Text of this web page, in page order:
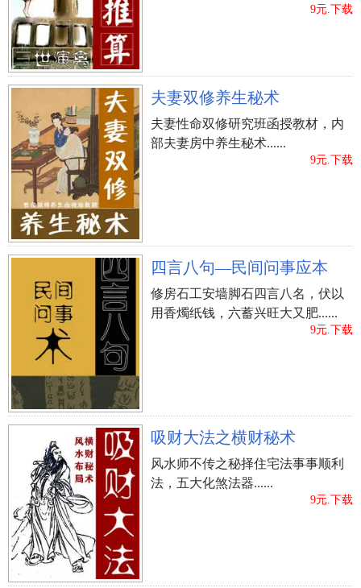
9元.下载
夫妻双修养生秘术
夫妻性命双修研究班函授教材，内
部夫妻房中养生秘术......
9元.下载
四言八句—民间问事应本
修房石工安墙脚石四言八名，伏以
用香燭纸钱，六蓄兴旺大又肥......
9元.下载
吸财大法之横财秘术
风水师不传之秘择住宅法事事顺利
法，五大化煞法器......
9元.下载